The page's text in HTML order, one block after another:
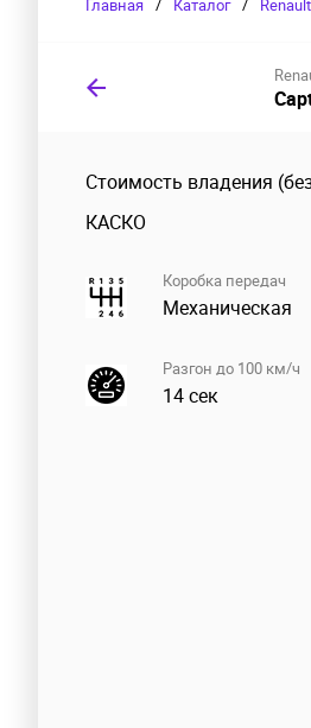
Главная / Каталог / Renault
Стоимость владения
КАСКО
Коробка передач
Механическая
Разгон до 100 км/ч
14 сек